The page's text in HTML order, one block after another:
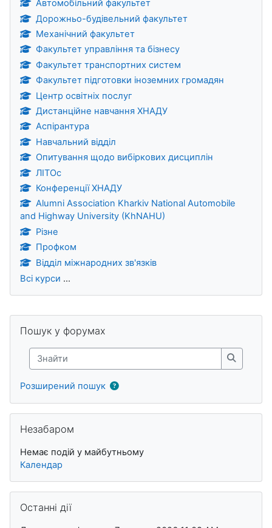
Автомобільний факультет
Дорожньо-будівельний факультет
Механічний факультет
Факультет управління та бізнесу
Факультет транспортних систем
Факультет підготовки іноземних громадян
Центр освітніх послуг
Дистанційне навчання ХНАДУ
Аспірантура
Навчальний відділ
Опитування щодо вибіркових дисциплін
ЛІТОс
Конференції ХНАДУ
Alumni Association Kharkiv National Automobile
and Highway University (KhNAHU)
Різне
Профком
Відділ міжнародних зв'язків
Всі курси ...
Блоки
Пошук у форумах
Знайти
Знайти
Розширений пошук
Незабаром
Немає подій у майбутньому
Календар
Останні дії